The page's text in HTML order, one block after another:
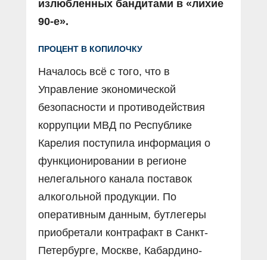
излюбленных бандитами в «лихие
90-е».
ПРОЦЕНТ В КОПИЛОЧКУ
Началось всё с того, что в
Управление экономической
безопасности и противодействия
коррупции МВД по Республике
Карелия поступила информация о
функционировании в регионе
нелегального канала поставок
алкогольной продукции. По
оперативным данным, бутлегеры
приобретали контрафакт в Санкт-
Петербурге, Москве, Кабардино-